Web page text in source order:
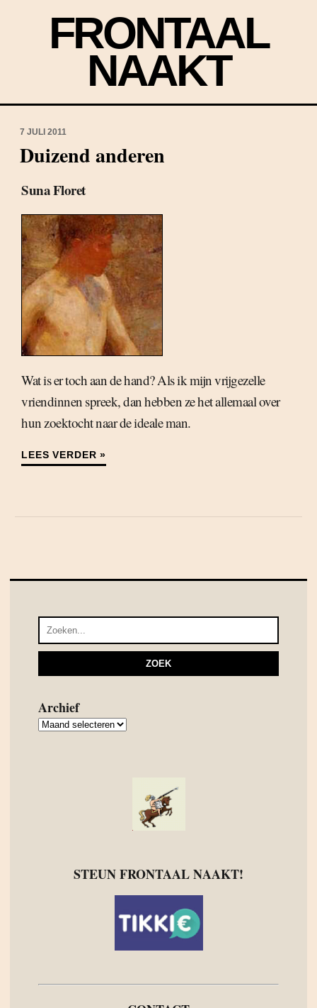
FRONTAAL
NAAKT
7 JULI 2011
Duizend anderen
Suna Floret
Wat is er toch aan de hand? Als ik mijn vrijgezelle
vriendinnen spreek, dan hebben ze het allemaal over
hun zoektocht naar de ideale man.
LEES VERDER »
Archief
Archief
STEUN FRONTAAL NAAKT!